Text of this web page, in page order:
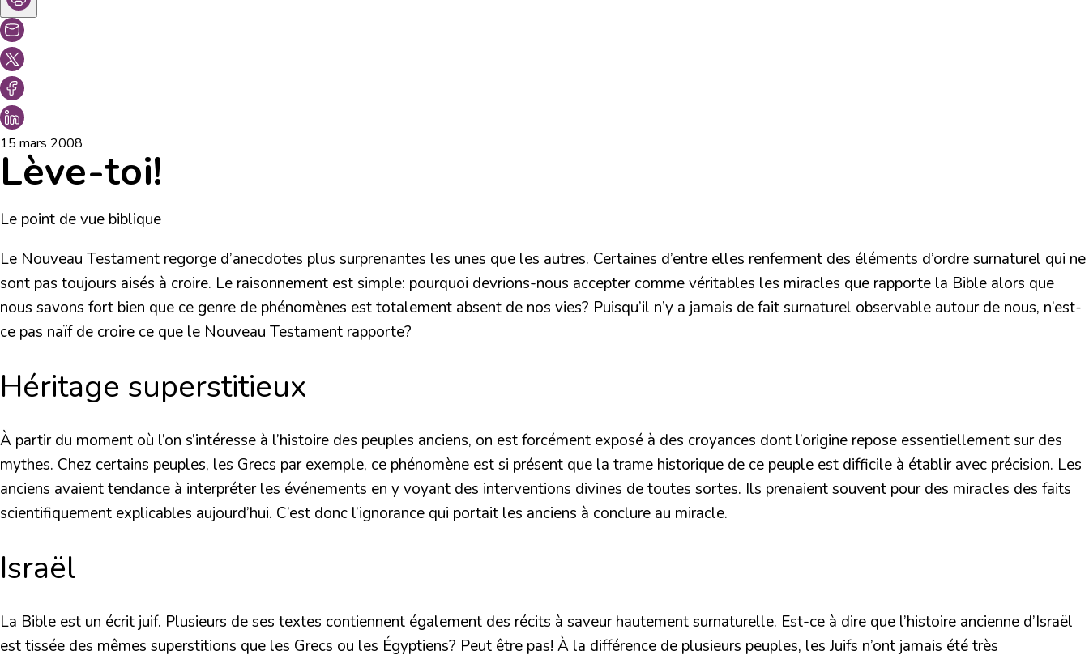
15 mars 2008
Lève-toi!
Le point de vue biblique
Le Nouveau Testament regorge d’anecdotes plus surprenantes les unes que les autres. Certaines d’entre elles renferment des éléments d’ordre surnaturel qui ne
sont pas toujours aisés à croire. Le raisonnement est simple: pourquoi devrions-nous accepter comme véritables les miracles que rapporte la Bible alors que
nous savons fort bien que ce genre de phénomènes est totalement absent de nos vies? Puisqu’il n’y a jamais de fait surnaturel observable autour de nous, n’est-
ce pas naïf de croire ce que le Nouveau Testament rapporte?
Héritage superstitieux
À partir du moment où l’on s’intéresse à l’histoire des peuples anciens, on est forcément exposé à des croyances dont l’origine repose essentiellement sur des
mythes. Chez certains peuples, les Grecs par exemple, ce phénomène est si présent que la trame historique de ce peuple est difficile à établir avec précision. Les
anciens avaient tendance à interpréter les événements en y voyant des interventions divines de toutes sortes. Ils prenaient souvent pour des miracles des faits
scientifiquement explicables aujourd’hui. C’est donc l’ignorance qui portait les anciens à conclure au miracle.
Israël
La Bible est un écrit juif. Plusieurs de ses textes contiennent également des récits à saveur hautement surnaturelle. Est-ce à dire que l’histoire ancienne d’Israël
est tissée des mêmes superstitions que les Grecs ou les Égyptiens? Peut être pas! À la différence de plusieurs peuples, les Juifs n’ont jamais été très